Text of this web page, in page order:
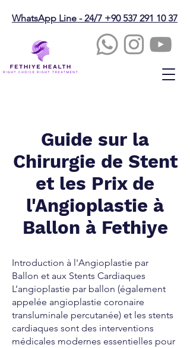
WhatsApp Line - 24/7 +90 537 291 10 37
Guide sur la
Chirurgie de Stent
et les Prix de
l'Angioplastie à
Ballon à Fethiye
Introduction à l'Angioplastie par
Ballon et aux Stents Cardiaques
L’angioplastie par ballon (également
appelée angioplastie coronaire
transluminale percutanée) et les stents
cardiaques sont des interventions
médicales modernes essentielles pour